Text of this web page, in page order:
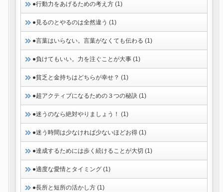
●行動力をあげるための考え方 (1)
●見るのとやるのは全然違う (1)
●言葉はいらない。言葉がなくても伝わる (1)
●負けてもいい。力を注ぐことが大事 (1)
●貧乏と金持ちはどちらが幸せ？ (1)
●超アクティブになるための３つの秘訣 (1)
●迷うのなら絶対やりましょう！ (1)
●迷う時間は少なければ少ないほどお得 (1)
●達成するためには歩く続けることが大切 (1)
●適度な愛情とタイミング (1)
●長所と短所の活かし方 (1)